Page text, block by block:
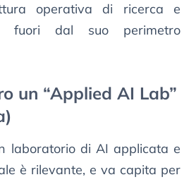
operativa di ricerca e
fuori dal suo perimetro
un “Applied AI Lab”
laboratorio di AI applicata e
è rilevante, e va capita per